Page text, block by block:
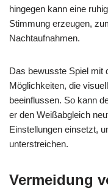
hingegen kann eine
Stimmung erzeugen,
Nachtaufnahmen.
Das bewusste Spiel mit
Möglichkeiten, die
beeinflussen. So kann
er den Weißabgleich
Einstellungen einsetzt,
unterstreichen.
Vermeidung